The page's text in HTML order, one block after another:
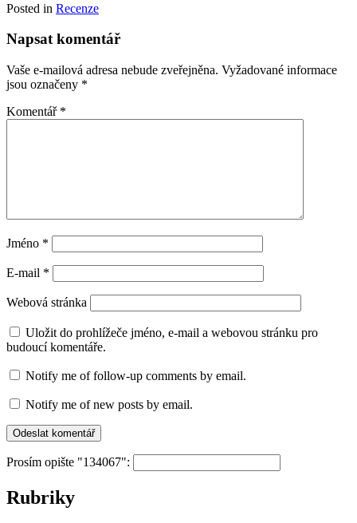
Posted in Recenze
Napsat komentář
Vaše e-mailová adresa nebude zveřejněna. Vyžadované informace
jsou označeny *
Komentář *
Jméno *
E-mail *
Webová stránka
Uložit do prohlížeče jméno, e-mail a webovou stránku pro
budoucí komentáře.
Notify me of follow-up comments by email.
Notify me of new posts by email.
Prosím opište "134067":
Rubriky